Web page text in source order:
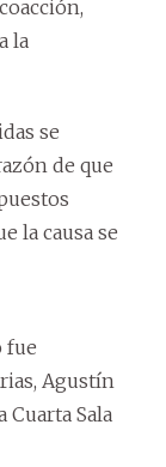
la
se
de que
la causa se
fue
Agustín
Cuarta Sala